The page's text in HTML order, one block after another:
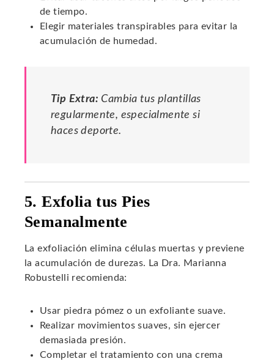
de tiempo.
Elegir materiales transpirables para evitar la
acumulación de humedad.
Tip Extra: Cambia tus plantillas
regularmente, especialmente si
haces deporte.
5. Exfolia tus Pies
Semanalmente
La exfoliación elimina células muertas y previene
la acumulación de durezas. La Dra. Marianna
Robustelli recomienda:
Usar piedra pómez o un exfoliante suave.
Realizar movimientos suaves, sin ejercer
demasiada presión.
Completar el tratamiento con una crema